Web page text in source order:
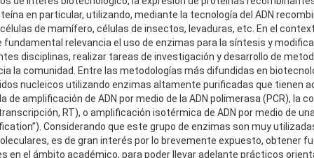
en particular, utilizando, mediante la tecnología del ADN
de mamífero, células de insectos, levaduras, etc. En el
fundamental relevancia el uso de enzimas para la síntesis y
disciplinas, realizar tareas de investigación y desarrollo de
la comunidad. Entre las metodologías más difundidas en
nucleicos utilizando enzimas altamente purificadas que tienen
amplificación de ADN por medio de la ADN polimerasa (PCR), la
RT), o amplificación isotérmica de ADN por medio de
Considerando que este grupo de enzimas son muy
es de gran interés por lo brevemente expuesto, obtener
en el ámbito académico, para poder llevar adelante prácticos